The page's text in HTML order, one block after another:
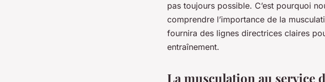
pas toujours possible. C’est pourquoi
comprendre l’importance de la
fournira des lignes directrices claires
entraînement.
La musculation au service